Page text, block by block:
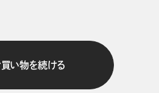
い物を続ける